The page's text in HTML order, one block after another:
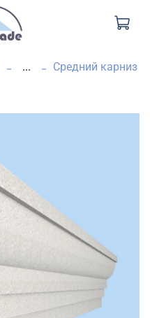
... Средний карниз